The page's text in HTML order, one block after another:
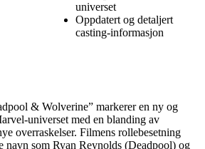
universet
Oppdatert og detaljert
casting-informasjon
& Wolverine” markerer en ny og
universet med en blanding av
overraskelser. Filmens rollebesetning
navn som Ryan Reynolds (Deadpool) og